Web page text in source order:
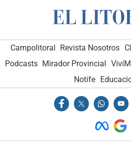
Campolitoral Revista Nosotros
Podcasts Mirador Provincial
Notife